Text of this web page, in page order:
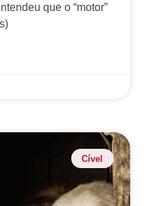
que o “motor”
Cível